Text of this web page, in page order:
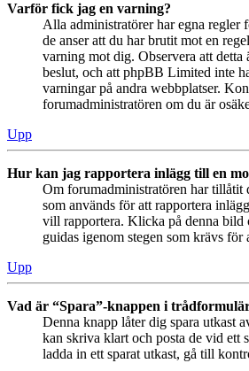
Varför fick jag en varning?
Alla administratörer har egna regler
de anser att du har brutit mot en
varning mot dig. Observera att detta
beslut, och att phpBB Limited inte
varningar på andra webbplatser.
forumadministratören om du är
Upp
Hur kan jag rapportera inlägg till en
Om forumadministratören har tillåtit
som används för att rapportera
vill rapportera. Klicka på denna bild
guidas igenom stegen som krävs för
Upp
Vad är “Spara”-knappen i
Denna knapp låter dig spara utkast
kan skriva klart och posta de vid ett
ladda in ett sparat utkast, gå till